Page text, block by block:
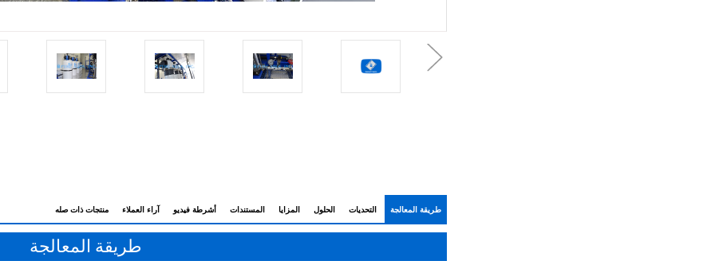
طريقة المعالجة التحديات الحلول المزايا المستندات أشرطة فيديو آراء العملاء منتجات ذات صله
طريقة المعالجة